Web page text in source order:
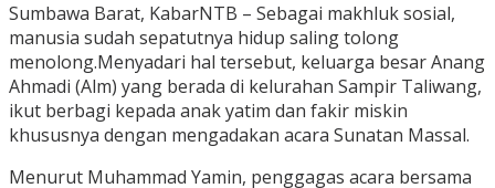
Sumbawa Barat, KabarNTB – Sebagai makhluk sosial,
manusia sudah sepatutnya hidup saling tolong
menolong.Menyadari hal tersebut, keluarga besar Anang
Ahmadi (Alm) yang berada di kelurahan Sampir Taliwang,
ikut berbagi kepada anak yatim dan fakir miskin
khususnya dengan mengadakan acara Sunatan Massal.
Menurut Muhammad Yamin, penggagas acara bersama